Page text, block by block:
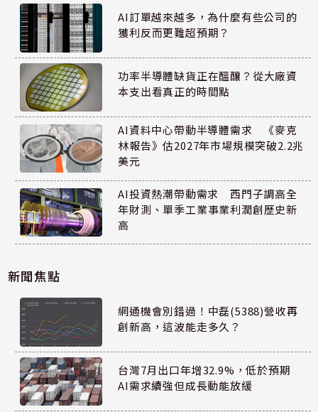
AI訂單越來越多，為什麼有些公司的
獲利反而更難超預期？
功率半導體缺貨正在醞釀？從大廠資
本支出看真正的時間點
AI資料中心帶動半導體需求 《麥克
林報告》估2027年市場規模突破2.2兆
美元
AI投資熱潮帶動需求 西門子調高全
年財測、單季工業事業利潤創歷史新
高
新聞焦點
網通機會別錯過！中磊(5388)營收再
創新高，這波能走多久？
台灣7月出口年增32.9%，低於預期
AI需求續強但成長動能放緩